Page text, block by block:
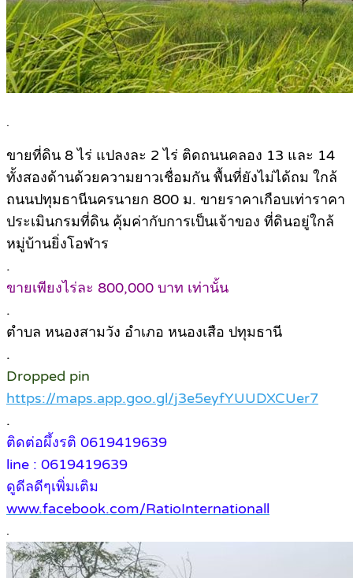
.
ขายที่ดิน 8 ไร่ แปลงละ 2 ไร่ ติดถนนคลอง 13 และ 14
ทั้งสองด้านด้วยความยาวเชื่อมกัน พื้นที่ยังไม่ได้ถม ใกล้
ถนนปทุมธานีนครนายก 800 ม. ขายราคาเกือบเท่าราคา
ประเมินกรมที่ดิน คุ้มค่ากับการเป็นเจ้าของ ที่ดินอยู่ใกล้
หมู่บ้านยิ่งโอฬาร
.
ขายเพียงไร่ละ 800,000 บาท เท่านั้น
.
ตำบล หนองสามวัง อำเภอ หนองเสือ ปทุมธานี
.
Dropped pin
https://maps.app.goo.gl/j3e5eyfYUUDXCUer7
.
ติดต่อผึ้งรติ 0619419639
line : 0619419639
ดูดีลดีๆเพิ่มเติม
www.facebook.com/RatioInternationall
.